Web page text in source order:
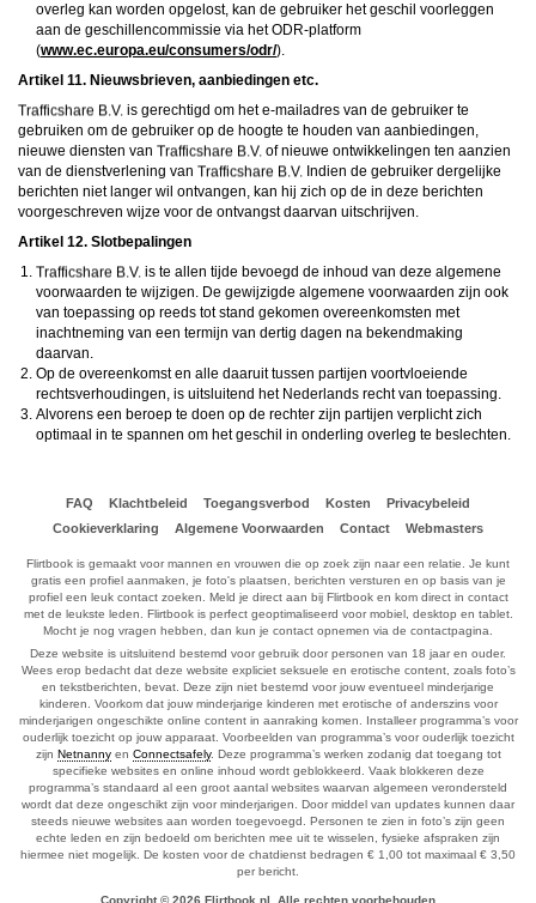
overleg kan worden opgelost, kan de gebruiker het geschil voorleggen
aan de geschillencommissie via het ODR-platform
(www.ec.europa.eu/consumers/odr/).
Artikel 11. Nieuwsbrieven, aanbiedingen etc.
is gerechtigd om het e-mailadres van de gebruiker te
gebruiken om de gebruiker op de hoogte te houden van aanbiedingen,
nieuwe diensten van
of nieuwe ontwikkelingen ten aanzien
van de dienstverlening van
Indien de gebruiker dergelijke
berichten niet langer wil ontvangen, kan hij zich op de in deze berichten
voorgeschreven wijze voor de ontvangst daarvan uitschrijven.
Artikel 12. Slotbepalingen
is te allen tijde bevoegd de inhoud van deze algemene
voorwaarden te wijzigen. De gewijzigde algemene voorwaarden zijn ook
van toepassing op reeds tot stand gekomen overeenkomsten met
inachtneming van een termijn van dertig dagen na bekendmaking
daarvan.
Op de overeenkomst en alle daaruit tussen partijen voortvloeiende
rechtsverhoudingen, is uitsluitend het Nederlands recht van toepassing.
Alvorens een beroep te doen op de rechter zijn partijen verplicht zich
optimaal in te spannen om het geschil in onderling overleg te beslechten.
FAQ Klachtbeleid Toegangsverbod Kosten
Privacybeleid
Cookieverklaring
Algemene Voorwaarden Contact Webmasters
Flirtbook is gemaakt voor mannen en vrouwen die op zoek zijn naar een relatie. Je kunt
gratis een profiel aanmaken, je foto's plaatsen, berichten versturen en op basis van je
profiel een leuk contact zoeken. Meld je direct aan bij Flirtbook en kom direct in contact
met de leukste leden. Flirtbook is perfect geoptimaliseerd voor mobiel, desktop en tablet.
Mocht je nog vragen hebben, dan kun je contact opnemen via de contactpagina.
Deze website is uitsluitend bestemd voor gebruik door personen van 18 jaar en ouder.
Wees erop bedacht dat deze website expliciet seksuele en erotische content, zoals foto’s
en tekstberichten, bevat. Deze zijn niet bestemd voor jouw eventueel minderjarige
kinderen. Voorkom dat jouw minderjarige kinderen met erotische of anderszins voor
minderjarigen ongeschikte online content in aanraking komen. Installeer programma’s voor
ouderlijk toezicht op jouw apparaat. Voorbeelden van programma’s voor ouderlijk toezicht
zijn Netnannyen Connectsafely. Deze programma’s werken zodanig dat toegang tot
specifieke websites en online inhoud wordt geblokkeerd. Vaak blokkeren deze
programma’s standaard al een groot aantal websites waarvan algemeen verondersteld
wordt dat deze ongeschikt zijn voor minderjarigen. Door middel van updates kunnen daar
steeds nieuwe websites aan worden toegevoegd. Personen te zien in foto’s zijn geen
echte leden en zijn bedoeld om berichten mee uit te wisselen, fysieke afspraken zijn
hiermee niet mogelijk. De kosten voor de chatdienst bedragen € 1,00 tot maximaal € 3,50
per bericht.
Copyright © 2026 Flirtbook.nl. Alle rechten voorbehouden